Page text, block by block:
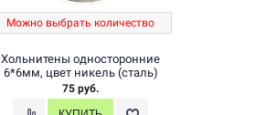
Можно выбрать количество
Хольнитены односторонние
6*6мм, цвет никель (сталь)
75 руб.